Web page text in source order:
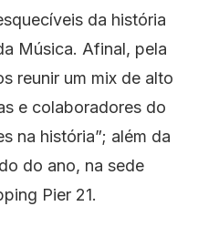
da história
Música. Afinal, pela
reunir um mix de alto
e colaboradores do
na história”; além da
do ano, na sede
Pier 21.